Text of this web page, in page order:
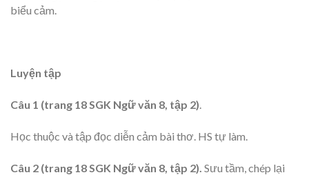
biểu cảm.
Luyện tập
Câu 1 (trang 18 SGK Ngữ văn 8, tập 2).
Học thuộc và tập đọc diễn cảm bài thơ. HS tự làm.
Câu 2 (trang 18 SGK Ngữ văn 8, tập 2). Sưu tầm, chép lại